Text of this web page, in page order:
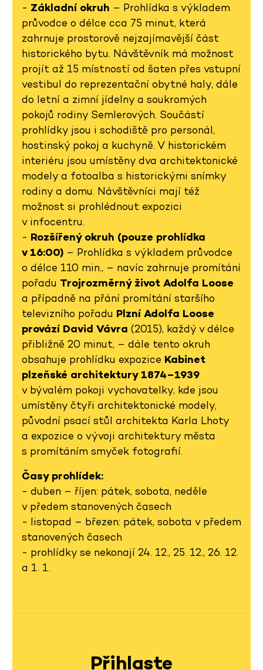
- Základní okruh – Prohlídka s výkladem
průvodce o délce cca 75 minut, která
zahrnuje prostorově nejzajímavější část
historického bytu. Návštěvník má možnost
projít až 15 místností od šaten přes vstupní
vestibul do reprezentační obytné haly, dále
do letní a zimní jídelny a soukromých
pokojů rodiny Semlerových. Součástí
prohlídky jsou i schodiště pro personál,
hostinský pokoj a kuchyně. V historickém
interiéru jsou umístěny dva architektonické
modely a fotoalba s historickými snímky
rodiny a domu. Návštěvníci mají též
možnost si prohlédnout expozici
v infocentru.
- Rozšířený okruh (pouze prohlídka
v 16:00) – Prohlídka s výkladem průvodce
o délce 110 min., – navíc zahrnuje promítání
pořadu Trojrozměrný život Adolfa Loose
a případně na přání promítání staršího
televizního pořadu Plzní Adolfa Loose
provází David Vávra (2015), každý v délce
přibližně 20 minut, – dále tento okruh
obsahuje prohlídku expozice Kabinet
plzeňské architektury 1874–1939
v bývalém pokoji vychovatelky, kde jsou
umístěny čtyři architektonické modely,
původní psací stůl architekta Karla Lhoty
a expozice o vývoji architektury města
s promítáním smyček fotografií.
Časy prohlídek:
- duben – říjen: pátek, sobota, neděle
v předem stanovených časech
- listopad – březen: pátek, sobota v předem
stanovených časech
- prohlídky se nekonají 24. 12., 25. 12., 26. 12.
a 1. 1.
Přihlaste